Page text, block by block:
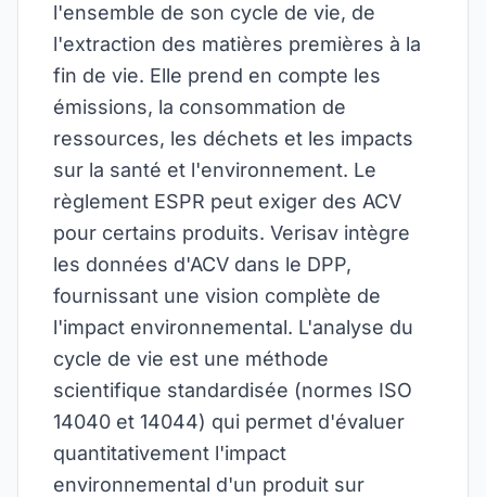
l'ensemble de son cycle de vie, de
l'extraction des matières premières à la
fin de vie. Elle prend en compte les
émissions, la consommation de
ressources, les déchets et les impacts
sur la santé et l'environnement. Le
règlement ESPR peut exiger des ACV
pour certains produits. Verisav intègre
les données d'ACV dans le DPP,
fournissant une vision complète de
l'impact environnemental. L'analyse du
cycle de vie est une méthode
scientifique standardisée (normes ISO
14040 et 14044) qui permet d'évaluer
quantitativement l'impact
environnemental d'un produit sur